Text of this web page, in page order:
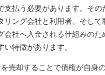
支払う必要があります。そ
リング会社と利用者、そし
会社へ入金される仕組みの
特徴があります。
売却することで債権が自身